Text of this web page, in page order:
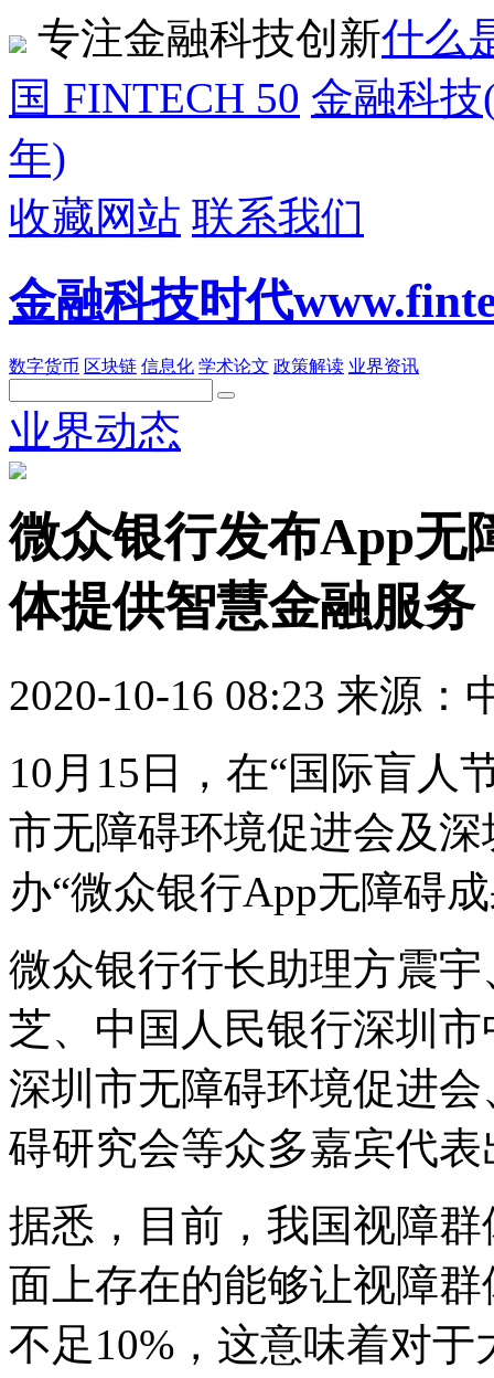
专注金融科技创新什么
国 FINTECH 50 金融科技
年)
收藏网站 联系我们
金融科技时代
数字货币 区块链 信息化 学术论文 政策解读 业界资讯
业界动态
微众银行发布App无
体提供智慧金融服务
2020-10-16 08:23 来源：
10月15日，在“国际盲人
市无障碍环境促进会及
办“微众银行App无障碍
微众银行行长助理方震
芝、中国人民银行深圳
深圳市无障碍环境促进
碍研究会等众多嘉宾代
据悉，目前，我国视障
面上存在的能够让视障
不足10%，这意味着对